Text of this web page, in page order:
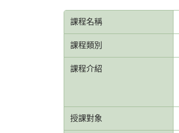
課程名稱
課程類別
課程介紹
授課對象